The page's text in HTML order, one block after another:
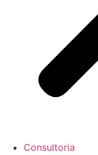
Consultoria